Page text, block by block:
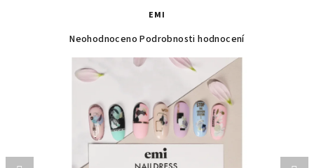
EMI
Průměrné
produktu
je
hvězdiček.
Neohodnoceno Podrobnosti hodnocení